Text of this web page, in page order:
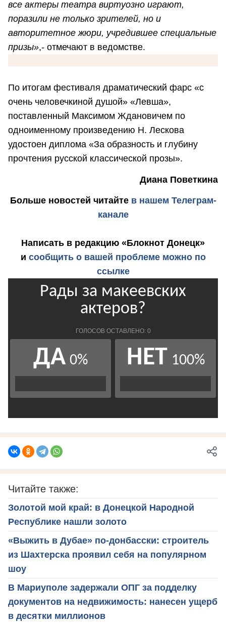
все актеры театра виртуозно играют,
поразили не только зрителей, но и
авторитетное жюри, учредившее специальные
призы»,- отмечают в ведомстве.
По итогам фестиваля драматический фарс «с
очень человечкиной душой» «Левша»,
поставленный Максимом Ждановичем по
одноименному произведению Н. Лескова
удостоен диплома «За образность и глубину
прочтения русской классической прозы».
Диана Поветкина
Больше новостей читайте в нашем Телеграм-
канале
Написать в редакцию «Блокнот Донецк»
и сообщить о вашей проблеме можно по
ссылке
Читайте также:
Золотой мой край: в Донецкой Народной
Республике нашли золото
«Выжить в Дубае» по-донбасски: строитель
из Шахтерска проявил себя на популярном
шоу
В Мариуполе задержали ОПГ за подделку
документов на недвижимость: нанесен ущерб
в десятки миллионов